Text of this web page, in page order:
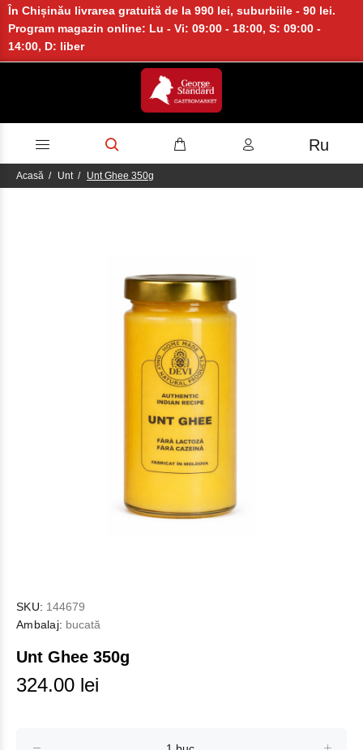
În Chișinău livrarea gratuită de la 990 lei, suburbiile - 90 lei.
Program magazin online: Lu - Vi: 09:00 - 18:00, S: 09:00 -
14:00, D: liber
Ru
Acasă Unt Unt Ghee 350g
SKU: 144679
Ambalaj: bucată
Unt Ghee 350g
324.00 lei